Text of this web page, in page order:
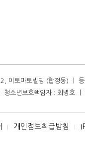
이토마토빌딩 (합정동)
청소년보호책임자 : 최병
I 개인정보취급방침 I